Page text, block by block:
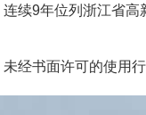
9年位列浙江省高
经书面许可的使用